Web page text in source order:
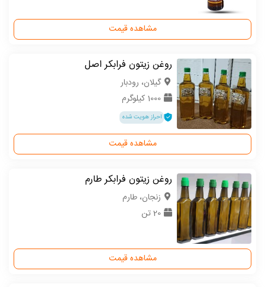
مشاهده قیمت
روغن زیتون فرابکر اصل
گیلان، رودبار
1000 کیلوگرم
احراز هویت شده
مشاهده قیمت
روغن زیتون فرابکر طارم
زنجان، طارم
20 تن
مشاهده قیمت